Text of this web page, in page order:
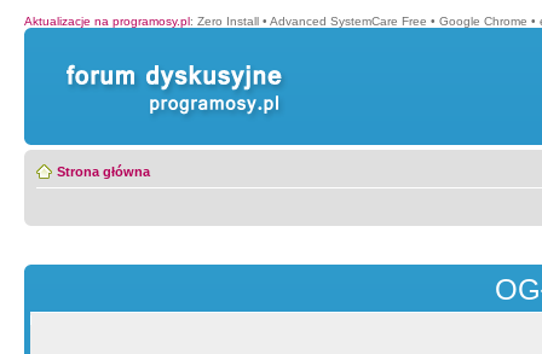
Aktualizacje na programosy.pl: Zero Install • Advanced SystemCare Free • Google Chrome •
Strona główna